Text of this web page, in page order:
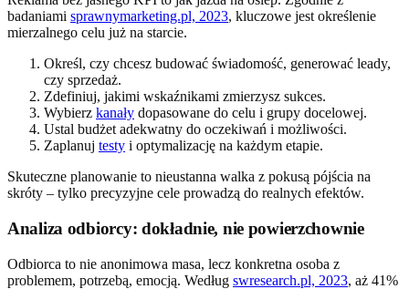
badaniami sprawnymarketing.pl, 2023, kluczowe jest określenie
mierzalnego celu już na starcie.
Określ, czy chcesz budować świadomość, generować leady,
czy sprzedaż.
Zdefiniuj, jakimi wskaźnikami zmierzysz sukces.
Wybierz kanały dopasowane do celu i grupy docelowej.
Ustal budżet adekwatny do oczekiwań i możliwości.
Zaplanuj testy i optymalizację na każdym etapie.
Skuteczne planowanie to nieustanna walka z pokusą pójścia na
skróty – tylko precyzyjne cele prowadzą do realnych efektów.
Analiza odbiorcy: dokładnie, nie powierzchownie
Odbiorca to nie anonimowa masa, lecz konkretna osoba z
problemem, potrzebą, emocją. Według swresearch.pl, 2023, aż 41%